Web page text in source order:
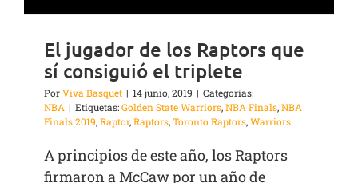
El jugador de los Raptors que
sí consiguió el triplete
PorViva Basquet | 14 junio, 2019 | Categorías:
NBA | Etiquetas:Golden State Warriors,NBA Finals,NBA
Finals 2019,Raptor,Raptors,Toronto Raptors,Warriors
A principios de este año, los Raptors
firmaron a McCaw por un año de